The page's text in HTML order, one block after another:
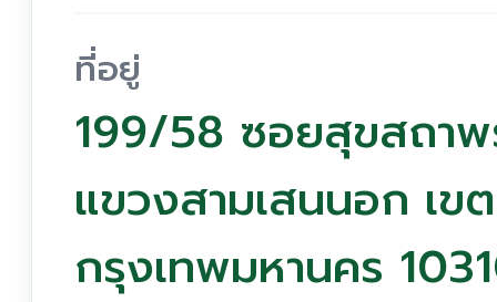
ที่อยู่
199/58 ซอยสุขสถา
แขวงสามเสนนอก เข
กรุงเทพมหานคร